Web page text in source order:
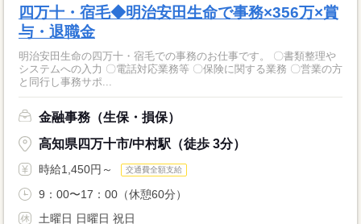
四万十・宿毛◆明治安田生命で事務×356万×賞
与・退職金
明治安田生命の四万十・宿毛での事務のお仕事です。 〇書類整理や
システムへの入力 〇電話対応業務等 〇保険に関する業務 〇営業の方
と同行し事務サポ...
金融事務（生保・損保）
高知県四万十市/中村駅（徒歩 3分）
時給1,450円～ 交通費全額支給
9：00〜17：00（休憩60分）
土曜日 日曜日 祝日